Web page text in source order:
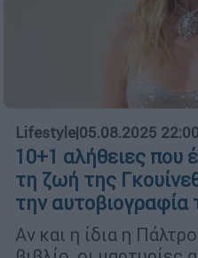
Lifestyle|05.08.2025 22:00
10+1 αλήθειες που
τη ζωή της
την αυτοβιογραφία
Αν και η ίδια η